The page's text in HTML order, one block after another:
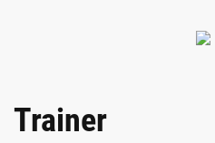
Trainer